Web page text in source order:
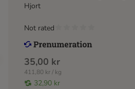
Hjort
35,00 kr
411,80 kr / kg
32,90 kr
Not rated